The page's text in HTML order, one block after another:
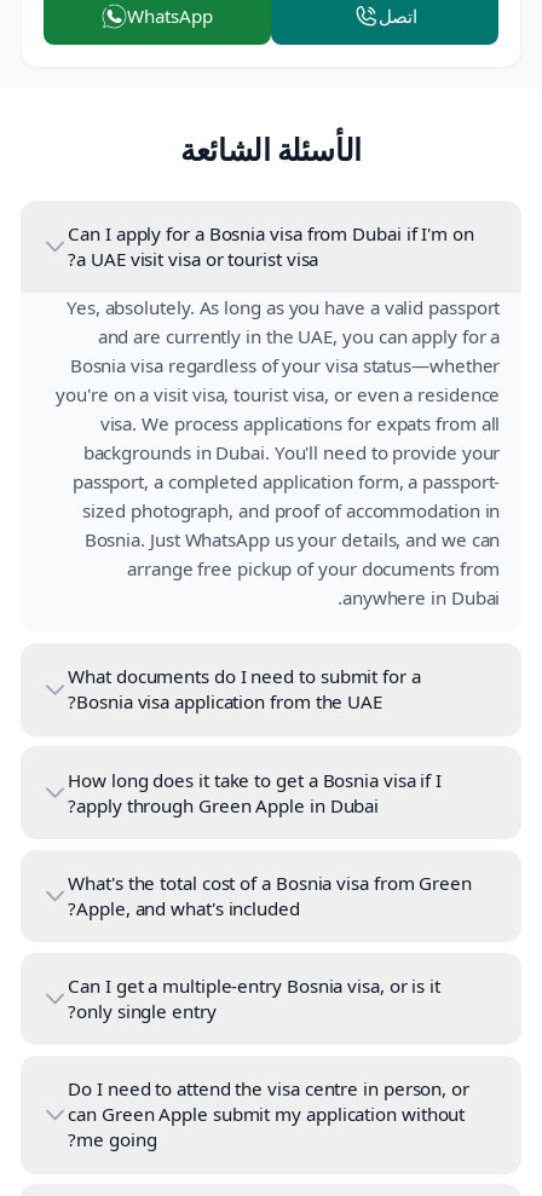
WhatsApp اتصل
الأسئلة الشائعة
Can I apply for a Bosnia visa from Dubai if I'm on
a UAE visit visa or tourist visa?
Yes, absolutely. As long as you have a valid passport
and are currently in the UAE, you can apply for a
Bosnia visa regardless of your visa status—whether
you're on a visit visa, tourist visa, or even a residence
visa. We process applications for expats from all
backgrounds in Dubai. You'll need to provide your
passport, a completed application form, a passport-
sized photograph, and proof of accommodation in
Bosnia. Just WhatsApp us your details, and we can
arrange free pickup of your documents from
anywhere in Dubai.
What documents do I need to submit for a
Bosnia visa application from the UAE?
How long does it take to get a Bosnia visa if I
apply through Green Apple in Dubai?
What's the total cost of a Bosnia visa from Green
Apple, and what's included?
Can I get a multiple-entry Bosnia visa, or is it
only single entry?
Do I need to attend the visa centre in person, or
can Green Apple submit my application without
me going?